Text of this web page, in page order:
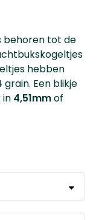
behoren tot de
hebben
Een blikje
in 4,51mmof